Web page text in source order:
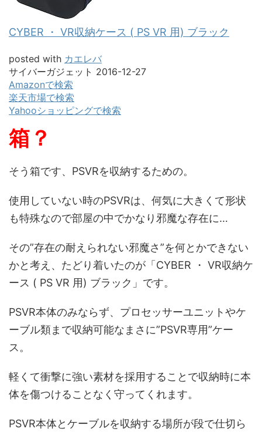
CYBER ・ VR収納ケース ( PS VR 用) ブラック
posted with カエレバ
サイバーガジェット 2016-12-27
Amazonで検索
楽天市場で検索
Yahooショッピングで検索
箱？
そう箱です、PSVRを収納するための。
使用していない時のPSVRは、 何気に大きくて形状
も特殊なので部屋の中でかなり邪魔な存在に…
その”存在の耐えられない邪魔さ”を何とかできない
かと考え、たどり着いたのが「CYBER ・ VR収納ケ
ース ( PS VR 用) ブラック」です。
PSVR本体のみならず、プロセッサーユニットやケ
ーブル類まで収納可能なまさに”PSVR専用”ケー
ス。
軽くて衝撃に強い素材を採用することで収納時に本
体を傷つけることなく守ってくれます。
PSVR本体とケーブルを収納する場所が段で仕切ら